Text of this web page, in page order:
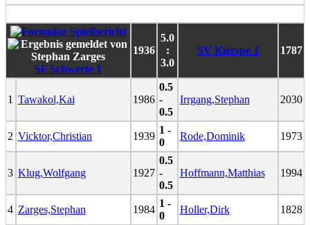
SF Schwerte 1
1936
5.0
:
3.0
SV Kierspe 1 1787
1 Tawakol,Kai 1986
0.5
-
0.5
Irrgang,Stephan 2030
2 Vicktor,Christian 1939
1 -
0
Rode,Dominik 1973
3 Klug,Wolfgang 1927
0.5
-
0.5
Hoffmann,Matthias 1994
4 Zarges,Stephan 1984
1 -
0
Holler,Dirk 1828